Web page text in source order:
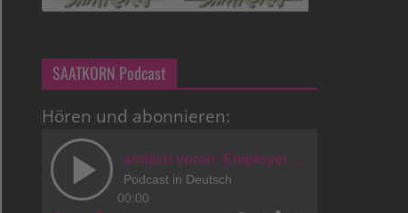
SAATKORN Podcast
Hören und abonnieren: